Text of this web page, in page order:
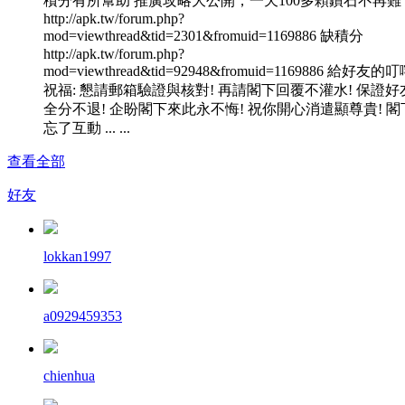
http://apk.tw/forum.php?
mod=viewthread&tid=2301&fromuid=1169886 缺積分
http://apk.tw/forum.php?
mod=viewthread&tid=92948&fromuid=1169886 給好友的叮
祝福: 懇請郵箱驗證與核對! 再請閣下回覆不灌水! 保證好
全分不退! 企盼閣下來此永不悔! 祝你開心消遣顯尊貴! 閣
忘了互動 ... ...
查看全部
好友
lokkan1997
a0929459353
chienhua